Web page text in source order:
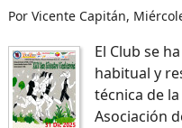
Por Vicente Capitán,
El Club se
habitual y
técnica de
Asociación